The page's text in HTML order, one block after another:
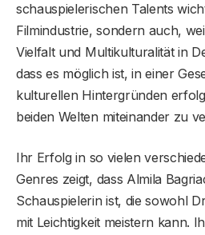
schauspielerischen Talents
Filmindustrie, sondern auch,
Vielfalt und Multikulturalität in
dass es möglich ist, in einer
kulturellen Hintergründen
beiden Welten miteinander zu
Ihr Erfolg in so vielen
Genres zeigt, dass Almila
Schauspielerin ist, die sowohl
mit Leichtigkeit meistern kann.